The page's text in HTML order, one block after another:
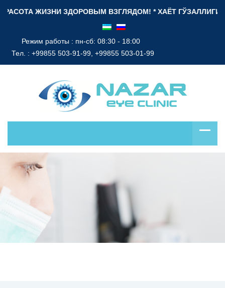
ЖИЗНИ ЗДОРОВЫМ ВЗГЛЯДОМ! * ХАЁТ ГЎЗАЛЛИГИ
Режим работы : пн-сб: 08:30 - 18:00
Тел. : +99855 503-91-99, +99855 503-01-99